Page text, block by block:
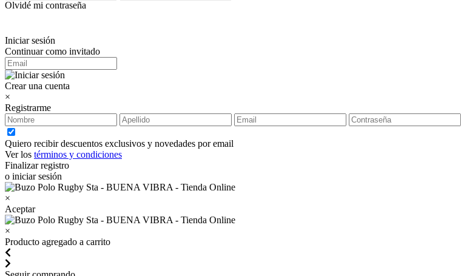
Olvidé mi contraseña
Iniciar sesión
Continuar como invitado
Crear una cuenta
×
Registrarme
Quiero recibir descuentos exclusivos y novedades por email
Ver los términos y condiciones
Finalizar registro
o iniciar sesión
×
Aceptar
×
Producto agregado a carrito